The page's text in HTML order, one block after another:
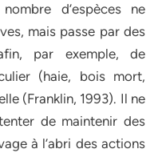
d’espèces ne
mais passe par des
par exemple, de
(haie, bois mort,
(Franklin, 1993). Il ne
de maintenir des
à l’abri des actions